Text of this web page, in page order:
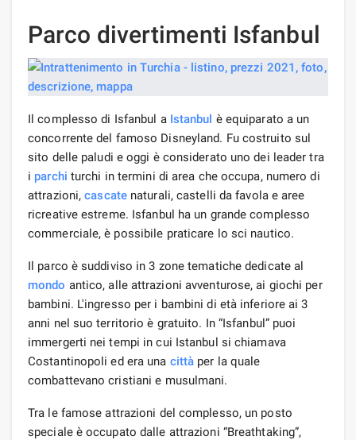
Parco divertimenti Isfanbul
Il complesso di Isfanbul a Istanbul è equiparato a un
concorrente del famoso Disneyland. Fu costruito sul
sito delle paludi e oggi è considerato uno dei leader tra
i parchi turchi in termini di area che occupa, numero di
attrazioni,cascatenaturali, castelli da favola e aree
ricreative estreme. Isfanbul ha un grande complesso
commerciale, è possibile praticare lo sci nautico.
Il parco è suddiviso in 3 zone tematiche dedicate al
mondo antico, alle attrazioni avventurose, ai giochi per
bambini. L'ingresso per i bambini di età inferiore ai 3
anni nel suo territorio è gratuito. In “Isfanbul” puoi
immergerti nei tempi in cui Istanbul si chiamava
Costantinopoli ed era una città per la quale
combattevano cristiani e musulmani.
Tra le famose attrazioni del complesso, un posto
speciale è occupato dalle attrazioni “Breathtaking”,